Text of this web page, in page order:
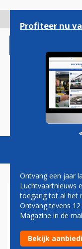
gaan
Magazine
MAAR
Profiteer nu
Ontvang een jaar
Luchtvaartnieuws
toegang tot al het
Ontvang tevens
Magazine in de
Bekijk